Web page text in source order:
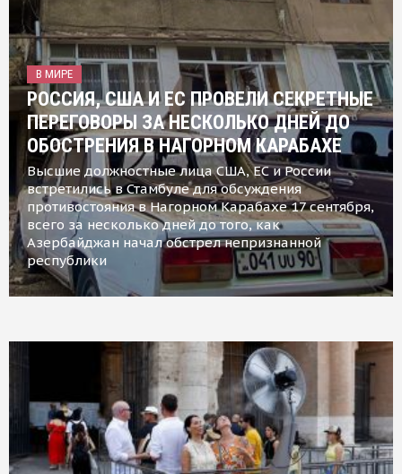
В МИРЕ
РОССИЯ, США И ЕС ПРОВЕЛИ СЕКРЕТНЫЕ
ПЕРЕГОВОРЫ ЗА НЕСКОЛЬКО ДНЕЙ ДО
ОБОСТРЕНИЯ В НАГОРНОМ КАРАБАХЕ
Высшие должностные лица США, ЕС и России
встретились в Стамбуле для обсуждения
противостояния в Нагорном Карабахе 17 сентября,
всего за несколько дней до того, как
Азербайджан начал обстрел непризнанной
республики